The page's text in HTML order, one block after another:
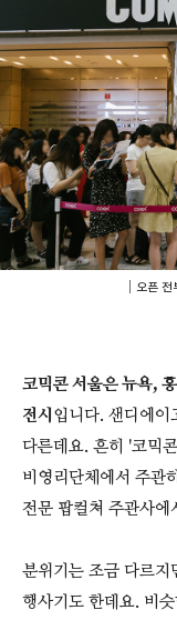
｜오픈
코믹콘 서울은 뉴욕,
전시입니다. 샌디에이
다른데요. 흔히 '코믹
비영리단체에서 주관
전문 팝컬쳐 주관사에
분위기는 조금 다르
행사기도 한데요. 비